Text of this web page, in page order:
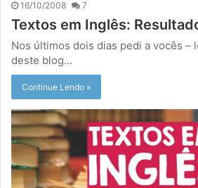
16/10/2008 7
Textos em Inglês:
Nos últimos dois dias pedi a vocês –
deste blog…
Continue Lendo »